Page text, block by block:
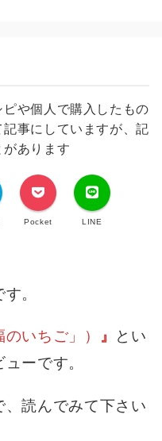
や個人で購入したもの
事にしていますが、記
あります
Pocket LINE
。
いちご」） 』
とい
ーです。
、読んでみて下さい